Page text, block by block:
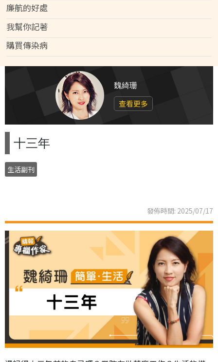
廉航的好處
我幫你記著
購買傳染病
魏綺珊
查看更多
十三年
生活副刊
發佈時間: 2025/07/17